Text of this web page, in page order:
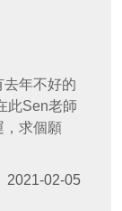
年不好的
此Sen老師
，求個願
2021-02-05